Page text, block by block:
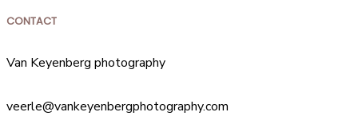
CONTACT
Van Keyenberg photography
veerle@vankeyenbergphotography.com